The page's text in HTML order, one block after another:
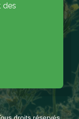
des
droits réservés